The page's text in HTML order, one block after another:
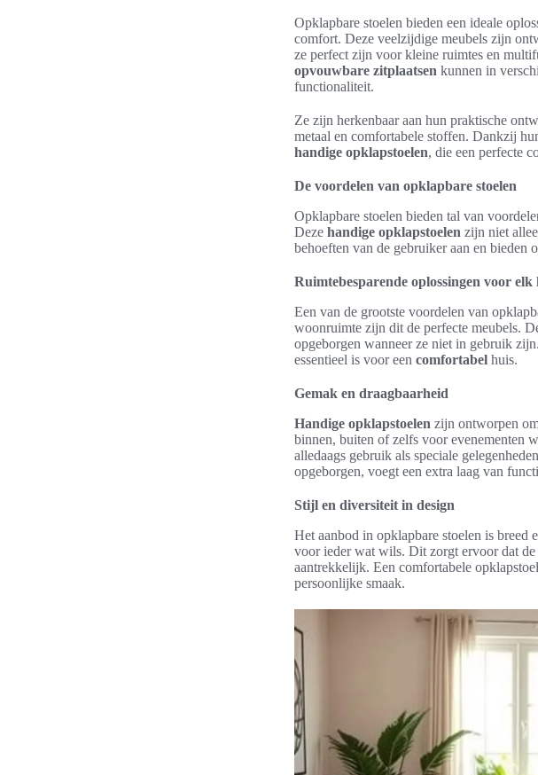
Opklapbare stoelen bieden een ideale
comfort. Deze veelzijdige meubels zijn
ze perfect zijn voor kleine ruimtes en
opvouwbare zitplaatsen kunnen in
functionaliteit.
Ze zijn herkenbaar aan hun praktische
metaal en comfortabele stoffen. Dankzij
handige opklapstoelen, die een perfecte
De voordelen van opklapbare stoelen
Opklapbare stoelen bieden tal van
Deze handige opklapstoelen zijn niet
behoeften van de gebruiker aan en bieden
Ruimtebesparende oplossingen voor elk
Een van de grootste voordelen van
woonruimte zijn dit de perfecte meubels.
opgeborgen wanneer ze niet in gebruik
essentieel is voor een comfortabel huis.
Gemak en draagbaarheid
Handige opklapstoelen zijn ontworpen
binnen, buiten of zelfs voor evenementen
alledaags gebruik als speciale
opgeborgen, voegt een extra laag van
Stijl en diversiteit in design
Het aanbod in opklapbare stoelen is breed
voor ieder wat wils. Dit zorgt ervoor dat
aantrekkelijk. Een comfortabele
persoonlijke smaak.